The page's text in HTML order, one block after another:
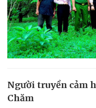
Người truyền cảm
Chăm